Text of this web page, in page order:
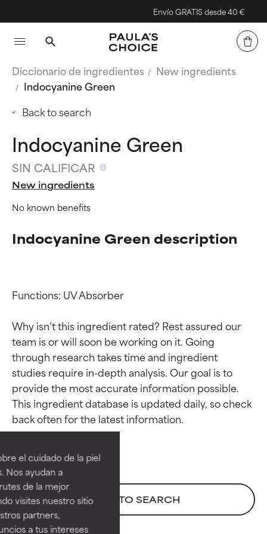
el cuidado de la piel
Nos ayudan a
de la mejor
visites nuestro sitio
partners,
a tus intereses
Envío GRATIS desde 40 €
Diccionario de ingredientes
New ingredients
Indocyanine Green
Back to search
Indocyanine Green
SIN CALIFICAR
New ingredients
No known benefits
Indocyanine Green description
Functions: UV Absorber
Why isn’t this ingredient rated? Rest assured our
team is or will soon be working on it. Going
through research takes time and ingredient
studies require in-depth analysis. Our goal is to
provide the most accurate information possible.
This ingredient database is updated daily, so check
BACK TO SEARCH
Calificaciones de
ingredientes
EXCELENTE
Ingrediente sobresaliente con
beneficios reales para la piel. Su
Calificaciones de
ingredientes
EXCELENTE
Ingrediente sobresaliente con
beneficios reales para la piel. Su